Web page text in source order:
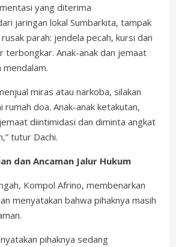
yang diterima
jaringan lokal Sumbarkita, tampak
parah: jendela pecah, kursi dan
terbongkar. Anak-anak dan jemaat
miras atau narkoba, silakan
rumah doa. Anak-anak ketakutan,
diintimidasi dan diminta angkat
tutur Dachi.
dan Ancaman Jalur Hukum
Kompol Afrino, membenarkan
menyatakan bahwa pihaknya masih
pihaknya sedang